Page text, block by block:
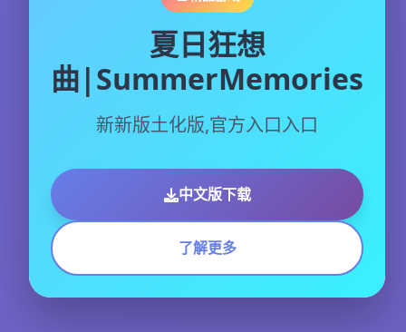
夏日狂想
曲|SummerMemories
新新版土化版,官方入口入口
中文版下载
了解更多